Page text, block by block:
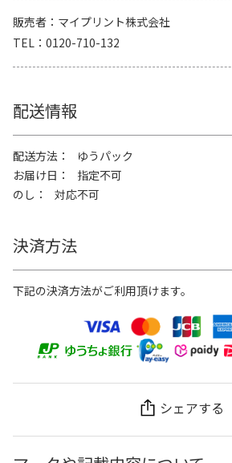
販売者
マイプリント株式会社
TEL
0120-710-132
配送情報
配送方法
ゆうパック
お届け日
指定不可
のし
対応不可
決済方法
下記の決済方法がご利用頂けます。
シェアする